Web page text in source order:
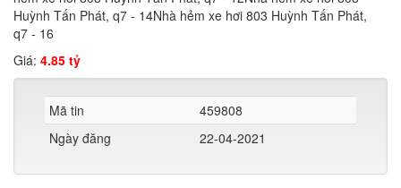
Huỳnh Tấn Phát, q7 - 14Nhà hẻm xe hơi 803 Huỳnh Tấn Phát,
q7 - 16
Giá: 4.85 tỷ
Mã tin
459808
Ngày đăng
22-04-2021